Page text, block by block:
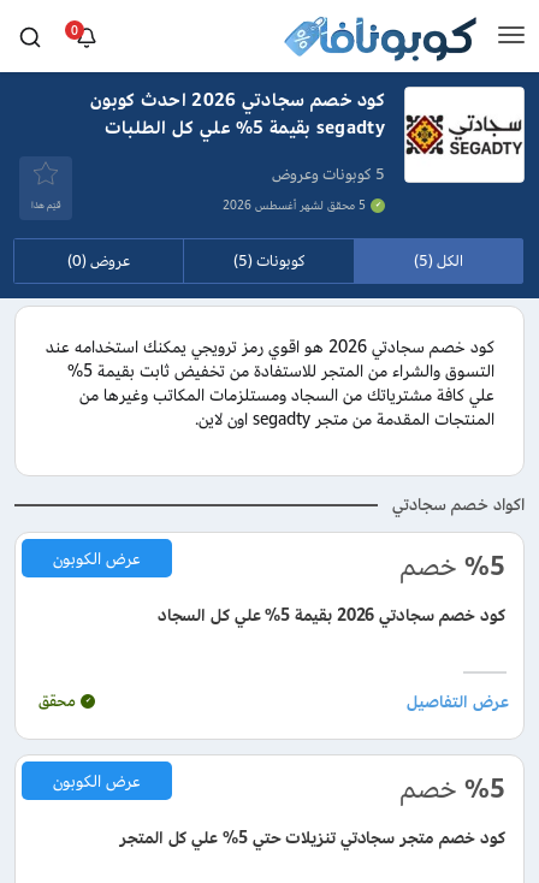
0
كود خصم سجادتي 2026 احدث كوبون
segadty بقيمة 5% علي كل الطلبات
5 كوبونات وعروض
5 محقق لشهر أغسطس 2026 قيَم هذا
الكل (5) كوبونات (5) عروض (0)
كود خصم سجادتي 2026 هو اقوي رمز ترويجي يمكنك استخدامه عند
التسوق والشراء من المتجر للاستفادة من تخفيض ثابت بقيمة 5%
علي كافة مشترياتك من السجاد ومستلزمات المكاتب وغيرها من
المنتجات المقدمة من متجر segadty اون لاين.
اكواد خصم سجادتي
%5 خصم
كود خصم سجادتي 2026 بقيمة 5% علي كل السجاد
عرض الكوبون
محقق
%5 خصم
كود خصم متجر سجادتي تنزيلات حتي 5% علي كل المتجر
عرض الكوبون